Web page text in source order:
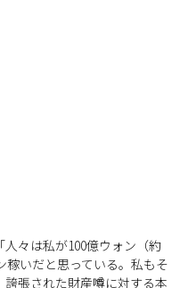
々は私が100億ウォン（約
稼いだと思っている。私もそ
張された財産噂に対する本